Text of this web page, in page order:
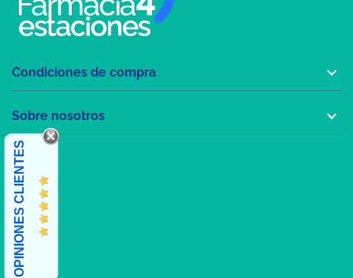
Condiciones de compra 
Sobre nosotros 
OPINIONES CLIENTES